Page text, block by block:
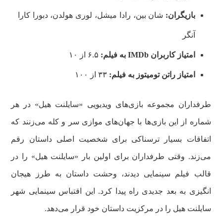
بازیگران: شان بین، رادا میشل، لوری هولدن، دبورا کارا
آنگر
امتیاز کاربران IMDbبه فیلم:
امتیاز راتن تومیتوز به فیلم:
طرفداران مجموعه بازی‌های ویدیویی «سایلنت هیل» در هر
شماره از این بازی‌ها با جهان‌های موازی سر و کله می‌زنند که
اتفاقات بسیار ترسناکی برای شخصیت اصلی داستان رقم
می‌زند. وقتی طرفداران برای اولین بار «سایلنت هیل» را در
قالب فیلم سینمایی دیدند، وحشت داستان به طرز هیجان
انگیزی به بعد جدیدی راه پیدا کرد. این اقتباس سینمایی شهر
سایلنت هیل را در مرکزیت داستان خود قرار می‌دهد.